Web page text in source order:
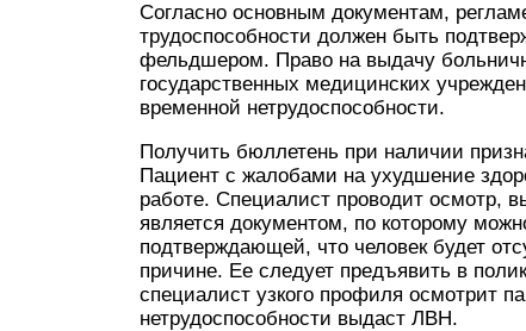
Согласно основным документам,
трудоспособности должен быть
фельдшером. Право на выдачу
государственных медицинских
временной нетрудоспособности.
Получить бюллетень при наличии
Пациент с жалобами на ухудшение
работе. Специалист проводит осмотр,
является документом, по которому
подтверждающей, что человек будет
причине. Ее следует предъявить в
специалист узкого профиля осмотрит
нетрудоспособности выдаст ЛВН.